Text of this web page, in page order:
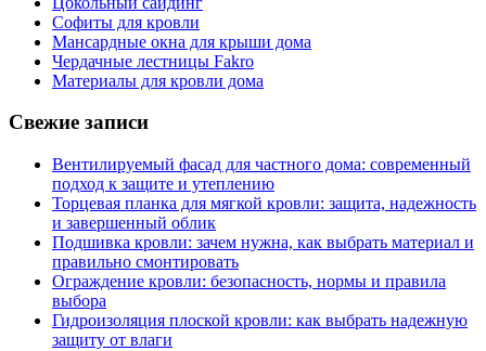
Софиты для кровли
Мансардные окна для крыши дома
Чердачные лестницы Fakro
Материалы для кровли дома
Свежие записи
Вентилируемый фасад для частного дома: современный
подход к защите и утеплению
Торцевая планка для мягкой кровли: защита, надежность
и завершенный облик
Подшивка кровли: зачем нужна, как выбрать материал и
правильно смонтировать
Ограждение кровли: безопасность, нормы и правила
выбора
Гидроизоляция плоской кровли: как выбрать надежную
защиту от влаги